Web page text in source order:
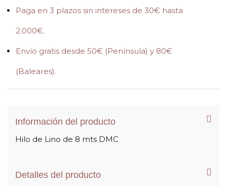
Paga en 3 plazos sin intereses de 30€ hasta
2.000€.
Envío gratis desde 50€ (Península) y 80€
(Baleares).
Información del producto
Hilo de Lino de 8 mts DMC
Detalles del producto